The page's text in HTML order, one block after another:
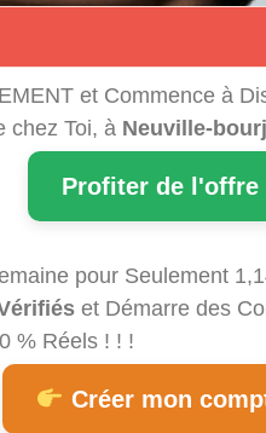
et Commence à
chez Toi, à Neuville-
Profiter de l'offre
pour Seulement
et Démarre des
% Réels ! ! !
Créer mon